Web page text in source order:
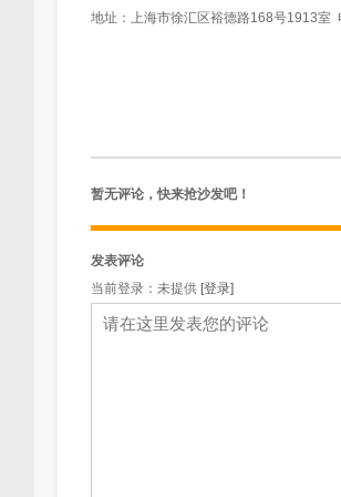
地址：上海市徐汇区裕德路168号1913
暂无评论，快来抢沙发吧！
发表评论
当前登录：未提供 [登录]